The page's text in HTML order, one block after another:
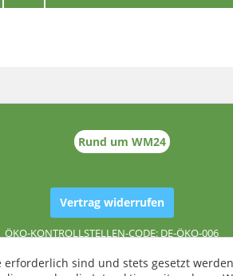
Rund um WM24
Vertrag widerrufen
ÖKO-KONTROLLSTELLEN-CODE: DE-ÖKO-006
sind und stets gesetzt